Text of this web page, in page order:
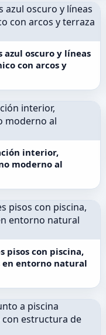
azul oscuro y líneas
con arcos y
interior,
moderno al
pisos con piscina,
en entorno natural